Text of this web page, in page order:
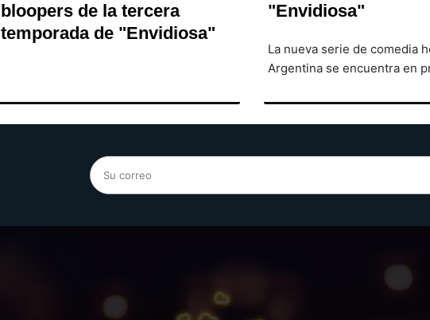
bloopers de la tercera
temporada de "Envidiosa"
"Envidiosa"
La nueva serie de comedia
Argentina se encuentra en